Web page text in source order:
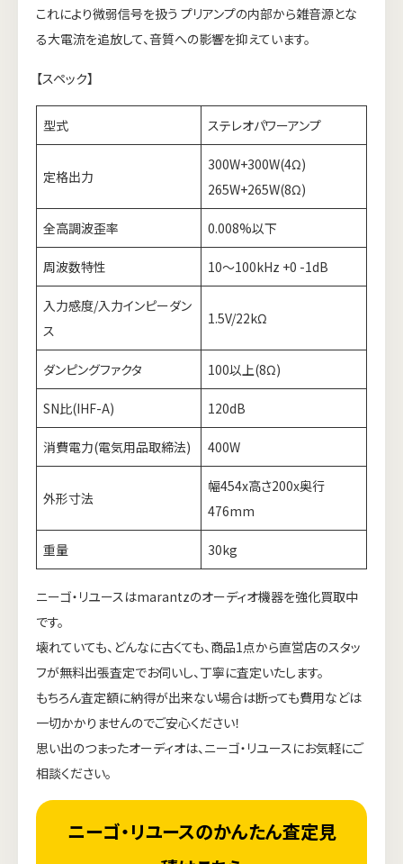
これにより微弱信号を扱う プリアンプの内部から雑音源とな
る大電流を追放して、音質への影響を抑えています。
【スペック】
型式 ステレオパワーアンプ
定格出力
300W+300W(4Ω)
265W+265W(8Ω)
全高調波歪率 0.008%以下
周波数特性 10～100kHz +0 -1dB
入力感度/入力インピーダン
ス
1.5V/22kΩ
ダンピングファクタ 100以上(8Ω)
SN比(IHF-A) 120dB
消費電力(電気用品取締法) 400W
外形寸法
幅454x高さ200x奥行
476mm
重量 30kg
ニーゴ・リユースはmarantzのオーディオ機器を強化買取中
です。
壊れていても、どんなに古くても、商品1点から直営店のスタッ
フが無料出張査定でお伺いし、丁寧に査定いたします。
もちろん査定額に納得が出来ない場合は断っても費用などは
一切かかりませんのでご安心ください！
思い出のつまったオーディオは、ニーゴ・リユースにお気軽にご
相談ください。
ニーゴ・リユースのかんたん査定見